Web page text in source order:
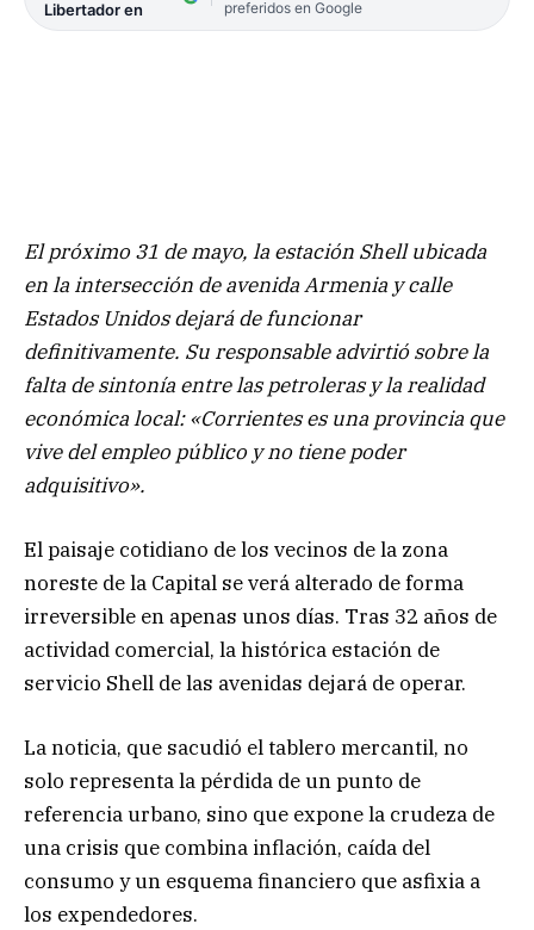
Libertador en preferidos en Google
El próximo 31 de mayo, la estación Shell ubicada
en la intersección de avenida Armenia y calle
Estados Unidos dejará de funcionar
definitivamente. Su responsable advirtió sobre la
falta de sintonía entre las petroleras y la realidad
económica local: «Corrientes es una provincia que
vive del empleo público y no tiene poder
adquisitivo».
El paisaje cotidiano de los vecinos de la zona
noreste de la Capital se verá alterado de forma
irreversible en apenas unos días. Tras 32 años de
actividad comercial, la histórica estación de
servicio Shell de las avenidas dejará de operar.
La noticia, que sacudió el tablero mercantil, no
solo representa la pérdida de un punto de
referencia urbano, sino que expone la crudeza de
una crisis que combina inflación, caída del
consumo y un esquema financiero que asfixia a
los expendedores.